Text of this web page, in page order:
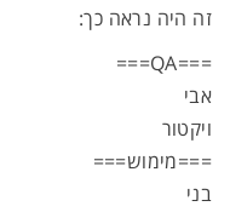
זה היה נראה כך:
===QA===
אבי
ויקטור
===מימוש===
בני